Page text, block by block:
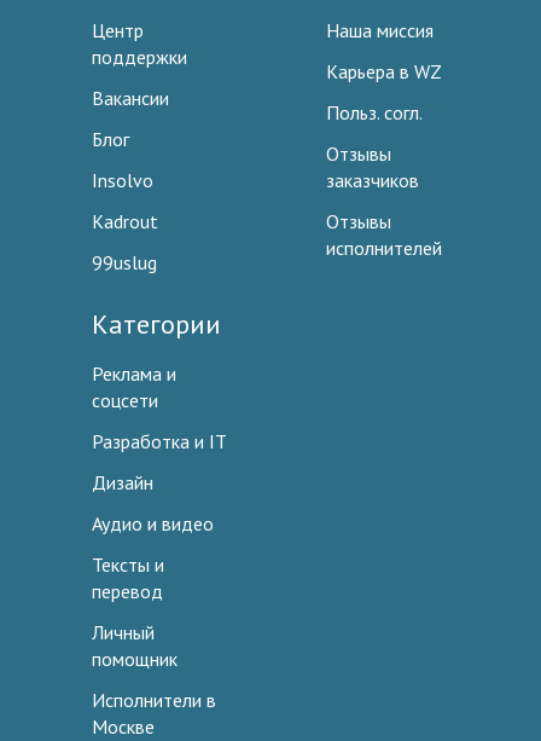
Центр
поддержки
Вакансии
Блог
Insolvo
Kadrout
99uslug
Наша миссия
Карьера в WZ
Польз. согл.
Отзывы
заказчиков
Отзывы
исполнителей
Категории
Реклама и
соцсети
Разработка и IT
Дизайн
Аудио и видео
Тексты и
перевод
Личный
помощник
Исполнители в
Москве